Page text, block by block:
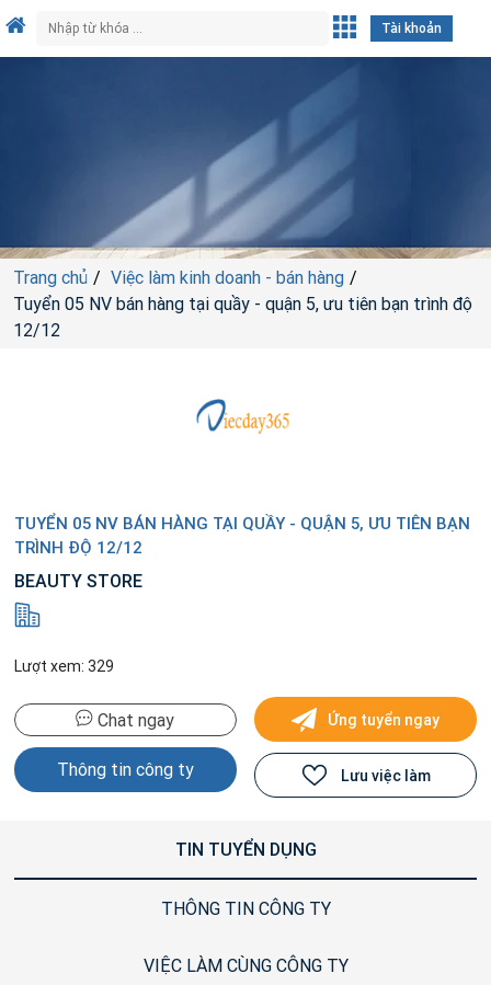
Tài khoản
Trang chủ
Việc làm kinh doanh - bán hàng
Tuyển 05 NV bán hàng tại quầy - quận 5, ưu tiên bạn trình độ
12/12
TUYỂN 05 NV BÁN HÀNG TẠI QUẦY - QUẬN 5, ƯU TIÊN BẠN
TRÌNH ĐỘ 12/12
BEAUTY STORE
Lượt xem: 329
Chat ngay
Thông tin công ty
Ứng tuyển ngay
Lưu việc làm
TIN TUYỂN DỤNG
THÔNG TIN CÔNG TY
VIỆC LÀM CÙNG CÔNG TY